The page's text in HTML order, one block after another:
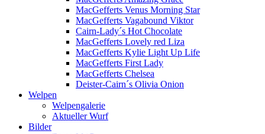
MacGefferts Venus Morning Star
MacGefferts Vagabound Viktor
Cairn-Lady´s Hot Chocolate
MacGefferts Lovely red Liza
MacGefferts Kylie Light Up Life
MacGefferts First Lady
MacGefferts Chelsea
Deister-Cairn´s Olivia Onion
Welpen
Welpengalerie
Aktueller Wurf
Bilder